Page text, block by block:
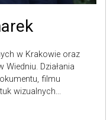
w Krakowie oraz
Wiedniu. Działania
filmu
wizualnych...